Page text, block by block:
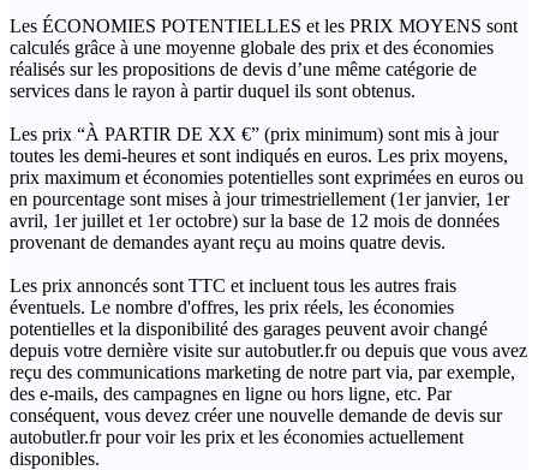
Les ÉCONOMIES POTENTIELLES et les PRIX MOYENS sont
calculés grâce à une moyenne globale des prix et des économies
réalisés sur les propositions de devis d’une même catégorie de
services dans le rayon à partir duquel ils sont obtenus.
Les prix “À PARTIR DE XX €” (prix minimum) sont mis à jour
toutes les demi-heures et sont indiqués en euros. Les prix moyens,
prix maximum et économies potentielles sont exprimées en euros ou
en pourcentage sont mises à jour trimestriellement (1er janvier, 1er
avril, 1er juillet et 1er octobre) sur la base de 12 mois de données
provenant de demandes ayant reçu au moins quatre devis.
Les prix annoncés sont TTC et incluent tous les autres frais
éventuels. Le nombre d'offres, les prix réels, les économies
potentielles et la disponibilité des garages peuvent avoir changé
depuis votre dernière visite sur autobutler.fr ou depuis que vous avez
reçu des communications marketing de notre part via, par exemple,
des e-mails, des campagnes en ligne ou hors ligne, etc. Par
conséquent, vous devez créer une nouvelle demande de devis sur
autobutler.fr pour voir les prix et les économies actuellement
disponibles.